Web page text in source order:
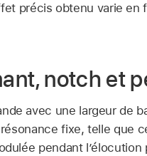
précis obtenu varie en
notch et
avec une largeur de
fixe, telle que
pendant